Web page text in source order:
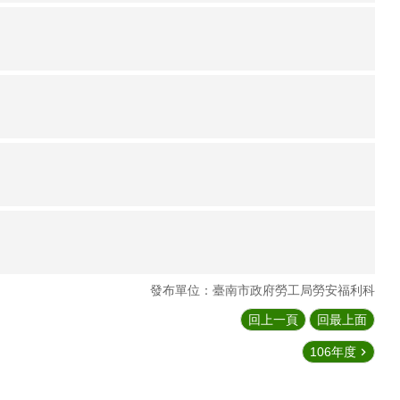
發布單位：臺南市政府勞工局勞安福利科
回上一頁 回最上面
106年度